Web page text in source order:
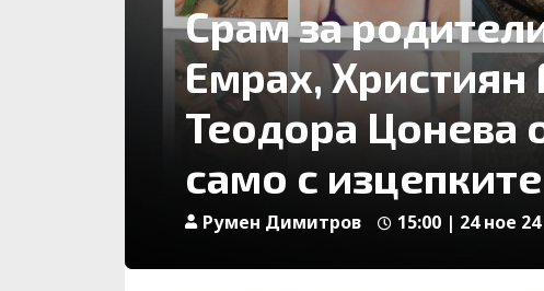
Срам за
Емрах, Християн
Теодора Цонева
само с
Румен Димитров 15:00 | 24 ное 24